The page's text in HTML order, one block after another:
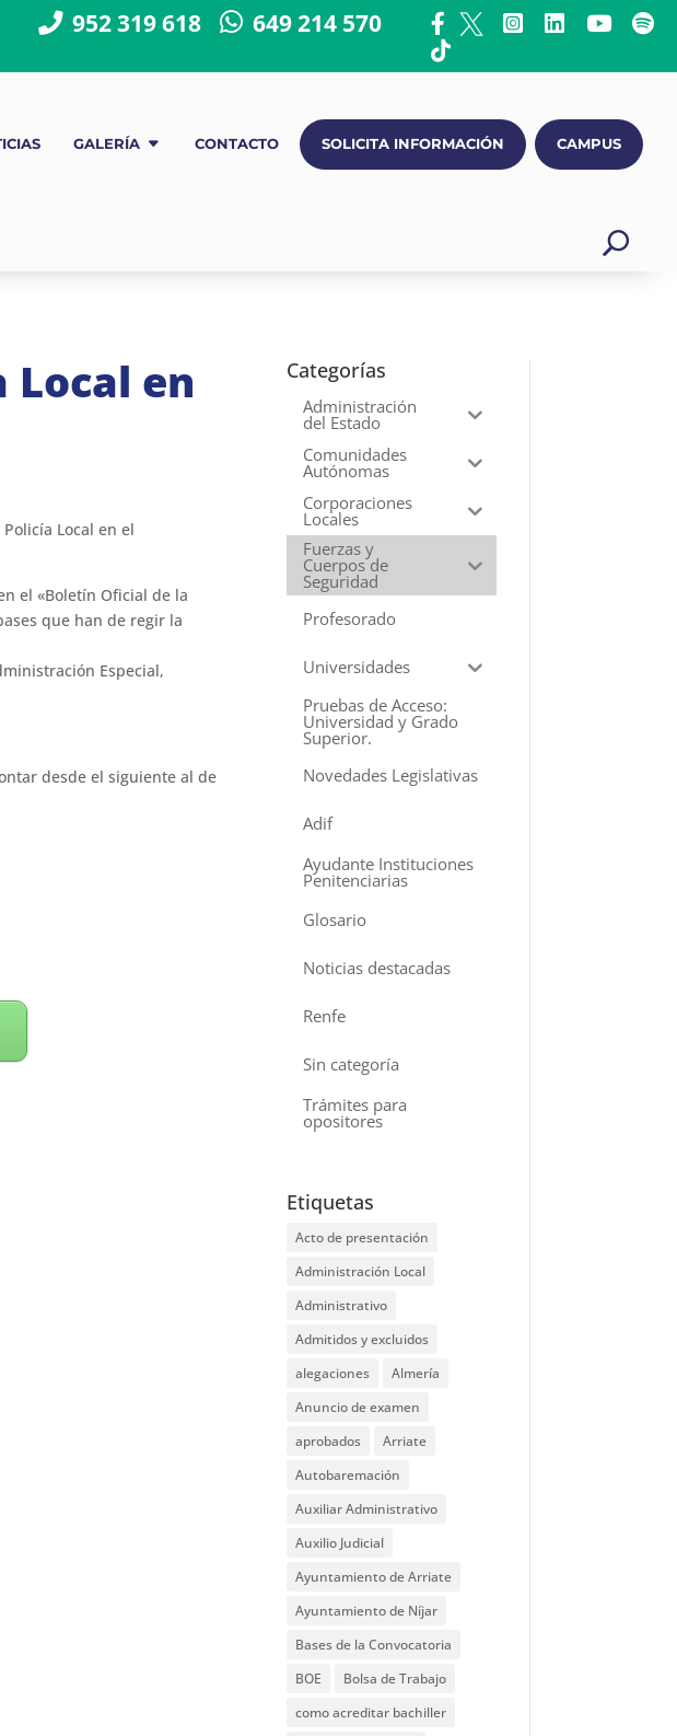
952 319 618 649 214 570
GALERÍA CONTACTO SOLICITA INFORMACIÓN CAMPUS
Local en
Local en el
el «Boletín Oficial de la
que han de regir la
Especial,
desde el siguiente al de
Categorías
Administración
del Estado
Comunidades
Autónomas
Corporaciones
Locales
Fuerzas y
Cuerpos de
Seguridad
Profesorado
Universidades
Pruebas de Acceso:
Universidad y Grado
Superior.
Novedades Legislativas
Adif
Ayudante Instituciones
Penitenciarias
Glosario
Noticias destacadas
Renfe
Sin categoría
Trámites para
opositores
Etiquetas
Acto de presentación
Administración Local
Administrativo
Admitidos y excluidos
alegaciones
Almería
Anuncio de examen
aprobados
Arriate
Autobaremación
Auxiliar Administrativo
Auxilio Judicial
Ayuntamiento de Arriate
Ayuntamiento de Níjar
Bases de la Convocatoria
BOE
Bolsa de Trabajo
como acreditar bachiller